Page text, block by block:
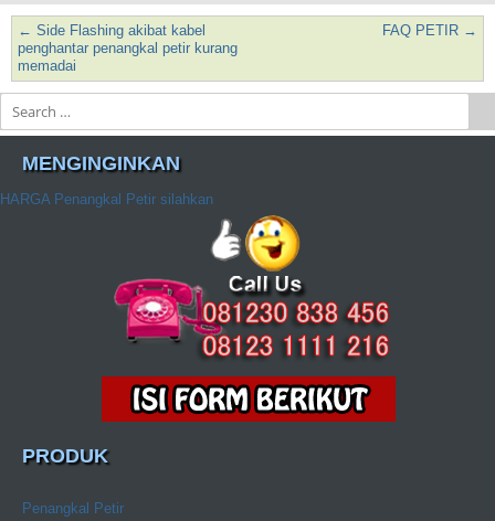
Post navigation
← Side Flashing akibat kabel
penghantar penangkal petir kurang
memadai
FAQ PETIR →
Search
MENGINGINKAN
HARGA Penangkal Petir silahkan
PRODUK
Penangkal Petir